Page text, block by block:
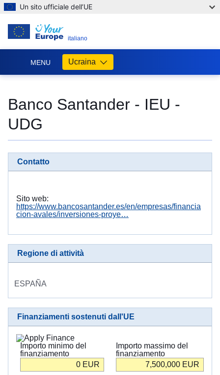
Un sito ufficiale dell’UE
italiano
MENU Ucraina
Україні
від
війни
Україні
Iнформація
для
бізнесу
Assistenza
dell’UE
Banco Santander - IEU -
UDG
Contatto
Sito web:
https://www.bancosantander.es/en/empresas/financia
cion-avales/inversiones-proye…
Regione di attività
ESPAÑA
Finanziamenti sostenuti dall'UE
Importo minimo del
finanziamento
0 EUR
Importo massimo del
finanziamento
7,500,000 EUR